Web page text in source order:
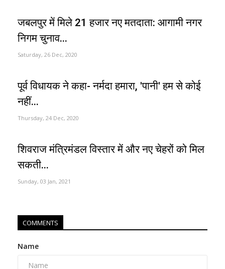
जबलपुर में मिले 21 हजार नए मतदाता: आगामी नगर
निगम चुनाव...
Saturday, 26 Dec, 2020
पूर्व विधायक ने कहा- नर्मदा हमारा, 'पानी' हम से कोई
नहीं...
Thursday, 24 Dec, 2020
शिवराज मंत्रिमंडल विस्तार में और नए चेहरों को मिल
सकती...
Sunday, 03 Jan, 2021
COMMENTS
Name